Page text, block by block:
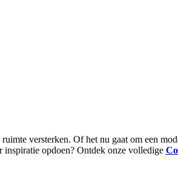
versterken. Of het nu gaat om een
opdoen? Ontdek onze volledige